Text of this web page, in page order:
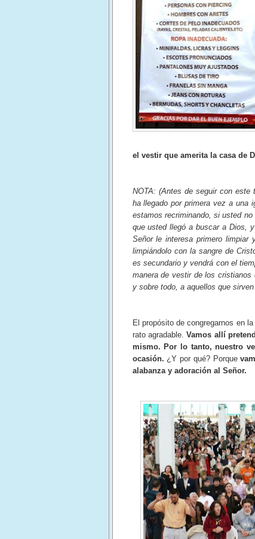
el vestir que amerita la casa de
NOTA: (Antes de seguir con este
ha llegado por primera vez a una
estamos recriminando, si usted
que usted llegó a buscar a Dios,
Señor le interesa primero
limpiándolo con la sangre de
es secundario y vendrá con el
manera de vestir de los cristianos
y sobre todo, a aquellos que
El propósito de congregarnos en
rato agradable.Vamos allí
mismo. Por lo tanto, nuestro
ocasión. ¿Y por qué? Porque
alabanza y adoración al Señor.